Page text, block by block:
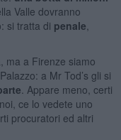
Valle dovranno
si tratta di penale
ma a Firenze siamo
a Mr Tod’s gli si
. Appare meno, certi
ce lo vedete uno
procuratori ed altri